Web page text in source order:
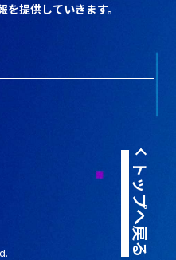
トップへ戻る
提供していきます。